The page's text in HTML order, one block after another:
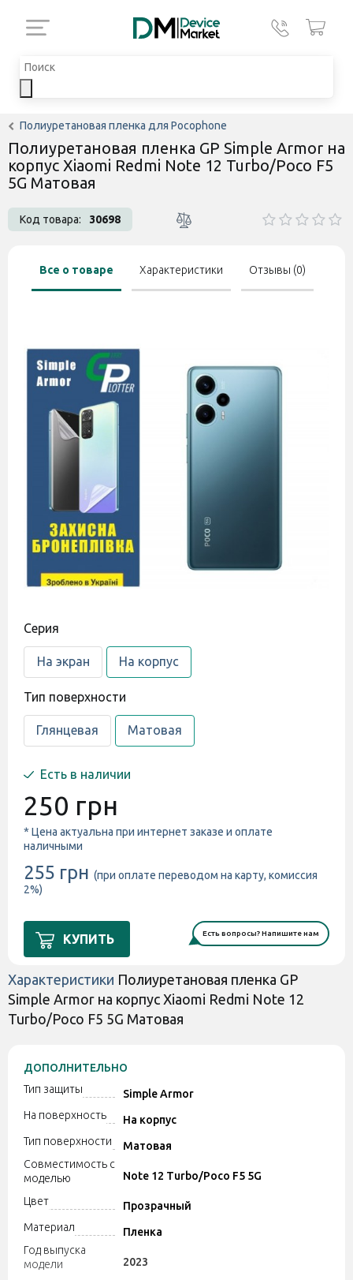
Полиуретановая пленка для Pocophone
Полиуретановая пленка GP Simple Armor на
корпус Xiaomi Redmi Note 12 Turbo/Poco F5
5G Матовая
Код товара: 30698
Все о товаре Характеристики Отзывы (0)
Cерия
На экран На корпус
Тип поверхности
Глянцевая Матовая
Есть в наличии
250 грн
* Цена актуальна при интернет заказе и оплате
наличными
255 грн (при оплате переводом на карту, комиссия
2%)
КУПИТЬ Есть вопросы? Напишите нам
Характеристики Полиуретановая пленка GP
Simple Armor на корпус Xiaomi Redmi Note 12
Turbo/Poco F5 5G Матовая
ДОПОЛНИТЕЛЬНО
Тип защиты
Simple Armor
На поверхность
На корпус
Тип поверхности
Матовая
Совместимость с
моделью
Note 12 Turbo/Poco F5 5G
Цвет
Прозрачный
Материал
Пленка
Год выпуска
модели
2023